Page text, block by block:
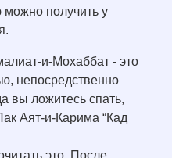
можно получить у
и-Мохаббат - это
непосредственно
вы ложитесь спать,
Аят-и-Карима “Кад
это. После